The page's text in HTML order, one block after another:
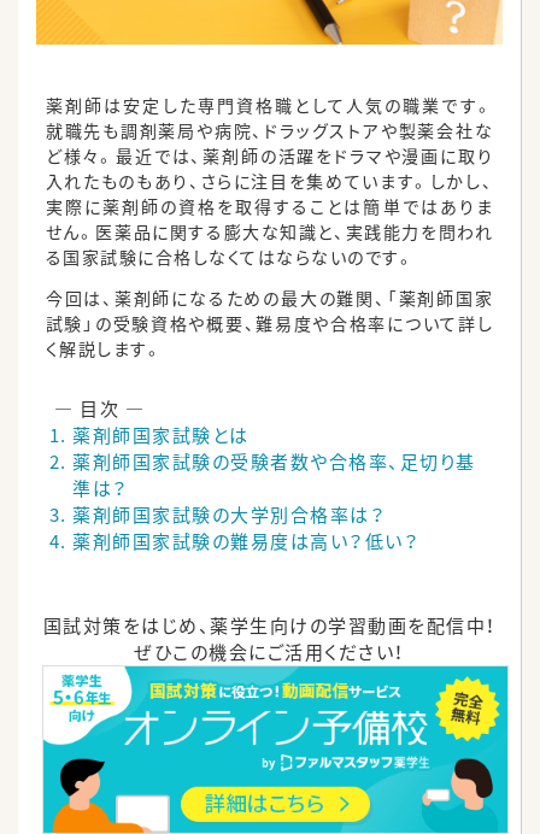
薬剤師は安定した専門資格職として人気の職業です。
就職先も調剤薬局や病院、ドラッグストアや製薬会社な
ど様々。最近では、薬剤師の活躍をドラマや漫画に取り
入れたものもあり、さらに注目を集めています。しかし、
実際に薬剤師の資格を取得することは簡単ではありま
せん。医薬品に関する膨大な知識と、実践能力を問われ
る国家試験に合格しなくてはならないのです。
今回は、薬剤師になるための最大の難関、「薬剤師国家
試験」の受験資格や概要、難易度や合格率について詳し
く解説します。
薬剤師国家試験とは
薬剤師国家試験の受験者数や合格率、足切り基
準は？
薬剤師国家試験の大学別合格率は？
薬剤師国家試験の難易度は高い？低い？
国試対策をはじめ、薬学生向けの学習動画を配信中！
ぜひこの機会にご活用ください！